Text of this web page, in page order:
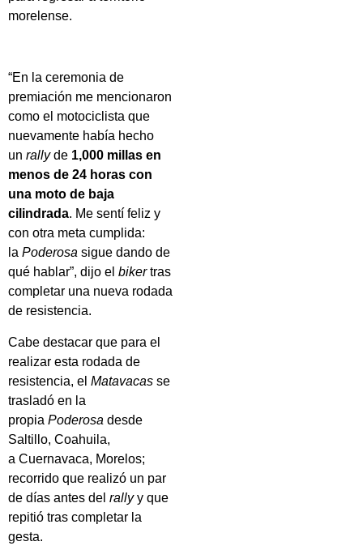
morelense.
“En la ceremonia de
premiación me mencionaron
como el motociclista que
nuevamente había hecho
un rallyde 1,000 millas en
menos de 24 horas con
una moto de baja
cilindrada. Me sentí feliz y
con otra meta cumplida:
la Poderosa sigue dando de
qué hablar”, dijo el bikertras
completar una nueva rodada
de resistencia.
Cabe destacar que para el
realizar esta rodada de
resistencia, el Matavacas se
trasladó en la
propia Poderosa desde
Saltillo, Coahuila,
a Cuernavaca, Morelos;
recorrido que realizó un par
de días antes del rallyy que
repitió tras completar la
gesta.